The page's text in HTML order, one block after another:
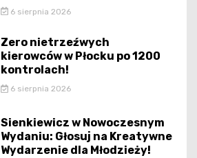
6 sierpnia 2026
Zero nietrzeźwych
kierowców w Płocku po 1200
kontrolach!
6 sierpnia 2026
Sienkiewicz w Nowoczesnym
Wydaniu: Głosuj na Kreatywne
Wydarzenie dla Młodzieży!